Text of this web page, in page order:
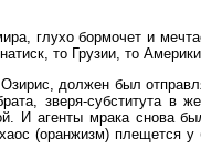
глухо бормочет и
то Грузии, то
должен был
зверя-субститута в
И агенты мрака снова
(оранжизм) плещется у